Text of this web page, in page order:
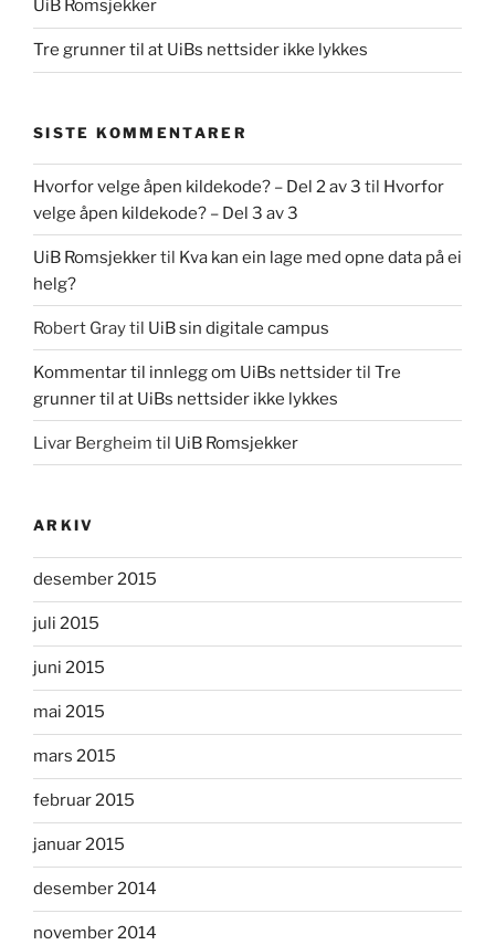
UiB Romsjekker
Tre grunner til at UiBs nettsider ikke lykkes
SISTE KOMMENTARER
Hvorfor velge åpen kildekode? – Del 2 av 3 til Hvorfor
velge åpen kildekode? – Del 3 av 3
UiB Romsjekkertil Kva kan ein lage med opne data på ei
helg?
Robert Graytil UiB sin digitale campus
Kommentar til innlegg om UiBs nettsidertil Tre
grunner til at UiBs nettsider ikke lykkes
Livar Bergheim til UiB Romsjekker
ARKIV
desember 2015
juli 2015
juni 2015
mai 2015
mars 2015
februar 2015
januar 2015
desember 2014
november 2014